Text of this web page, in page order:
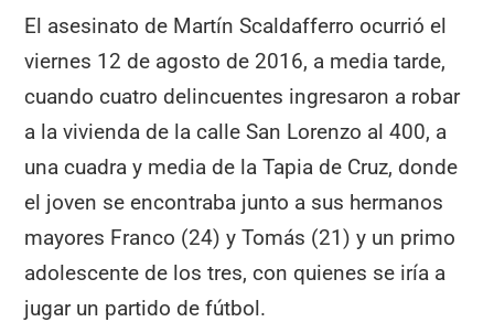
El asesinato de Martín Scaldafferro ocurrió el
viernes 12 de agosto de 2016, a media tarde,
cuando cuatro delincuentes ingresaron a robar
a la vivienda de la calle San Lorenzo al 400, a
una cuadra y media de la Tapia de Cruz, donde
el joven se encontraba junto a sus hermanos
mayores Franco (24) y Tomás (21) y un primo
adolescente de los tres, con quienes se iría a
jugar un partido de fútbol.